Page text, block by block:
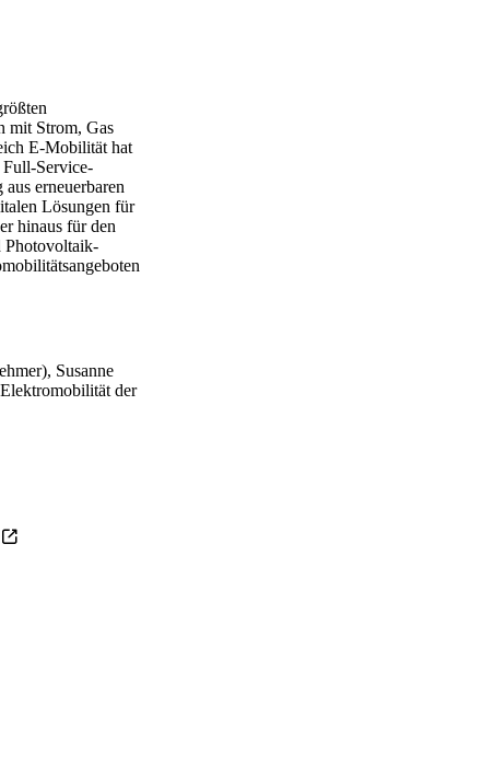
mit Strom, Gas
E-Mobilität hat
Full-Service-
erneuerbaren
Lösungen für
hinaus für den
Photovoltaik-
Susanne
der